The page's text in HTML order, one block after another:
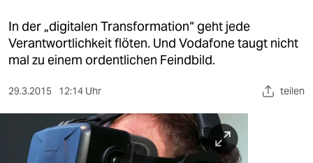
kultur
sport
nord
wahrheit
In der „digitalen Transformation“ geht jede
Verantwortlichkeit flöten. Und Vodafone taugt nicht
mal zu einem ordentlichen Feindbild.
29.3.2015 12:14 Uhr teilen